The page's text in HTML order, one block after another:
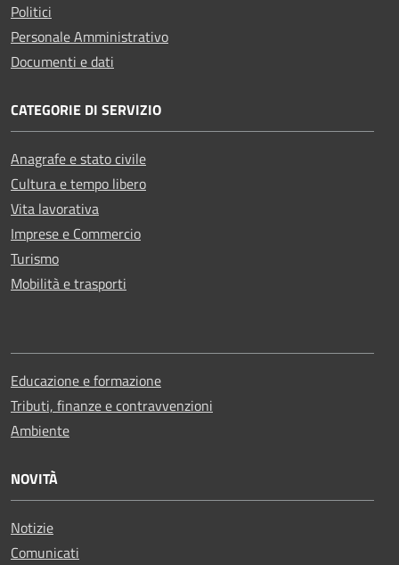
Politici
Personale Amministrativo
Documenti e dati
CATEGORIE DI SERVIZIO
Anagrafe e stato civile
Cultura e tempo libero
Vita lavorativa
Imprese e Commercio
Turismo
Mobilità e trasporti
Educazione e formazione
Tributi, finanze e contravvenzioni
Ambiente
NOVITÀ
Notizie
Comunicati